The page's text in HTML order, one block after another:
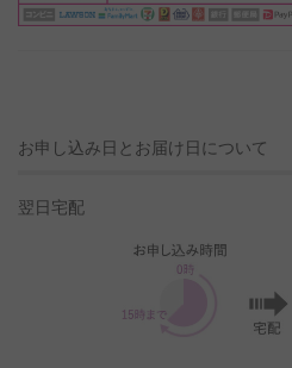
お申し込み日とお届け日について
翌日宅配